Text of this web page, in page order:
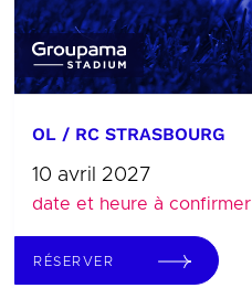
OL / RC STRASBOURG
10 avril 2027
date et heure à confirmer
RÉSERVER